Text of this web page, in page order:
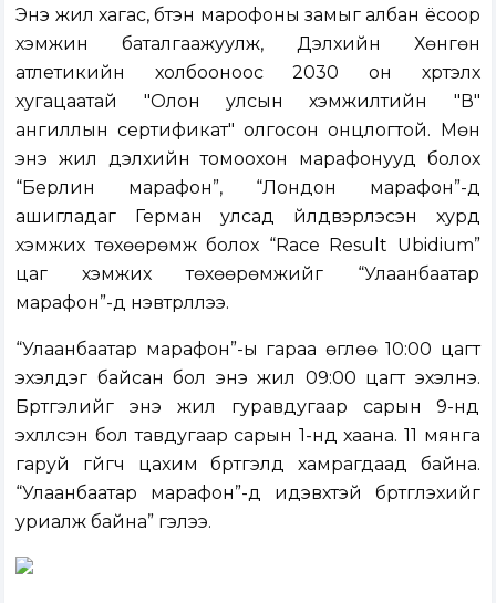
Энэ жил хагас, бүтэн марофоны замыг албан ёсоор
хэмжин баталгаажуулж, Дэлхийн Хөнгөн
атлетикийн холбооноос 2030 он хүртэлх
хугацаатай "Олон улсын хэмжилтийн "В"
ангиллын сертификат" олгосон онцлогтой. Мөн
энэ жил дэлхийн томоохон марафонууд болох
“Берлин марафон”, “Лондон марафон”-д
ашигладаг Герман улсад үйлдвэрлэсэн хурд
хэмжих төхөөрөмж болох “Race Result Ubidium”
цаг хэмжих төхөөрөмжийг “Улаанбаатар
марафон”-д нэвтрүүллээ.
“Улаанбаатар марафон”-ы гараа өглөө 10:00 цагт
эхэлдэг байсан бол энэ жил 09:00 цагт эхэлнэ.
Бүртгэлийг энэ жил гуравдугаар сарын 9-нд
эхлүүлсэн бол тавдугаар сарын 1-нд хаана. 11 мянга
гаруй гүйгч цахим бүртгэлд хамрагдаад байна.
“Улаанбаатар марафон”-д идэвхтэй бүртгүүлэхийг
уриалж байна” гэлээ.